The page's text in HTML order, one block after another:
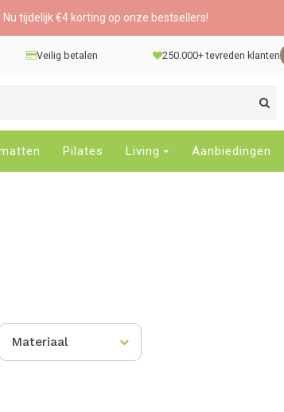
Nu tijdelijk €4 korting op onze bestsellers!
Veilig betalen 250.000+ tevreden klanten
Pilates Living Aanbiedingen
Materiaal